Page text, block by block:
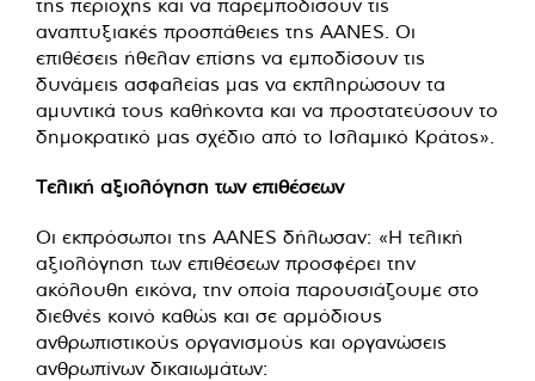
αναπτυξιακές προσπάθειες της AANES. Οι
επιθέσεις ήθελαν επίσης να εμποδίσουν τις
δυνάμεις ασφαλείας μας να εκπληρώσουν τα
αμυντικά τους καθήκοντα και να προστατεύσουν το
δημοκρατικό μας σχέδιο από το Ισλαμικό Κράτος».
Τελική αξιολόγηση των επιθέσεων
Οι εκπρόσωποι της AANES δήλωσαν: «Η τελική
αξιολόγηση των επιθέσεων προσφέρει την
ακόλουθη εικόνα, την οποία παρουσιάζουμε στο
διεθνές κοινό καθώς και σε αρμόδιους
ανθρωπιστικούς οργανισμούς και οργανώσεις
ανθρωπίνων δικαιωμάτων: